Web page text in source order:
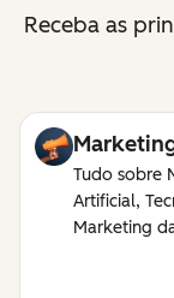
Receba as
Tudo sobre
Artificial,
Marketing